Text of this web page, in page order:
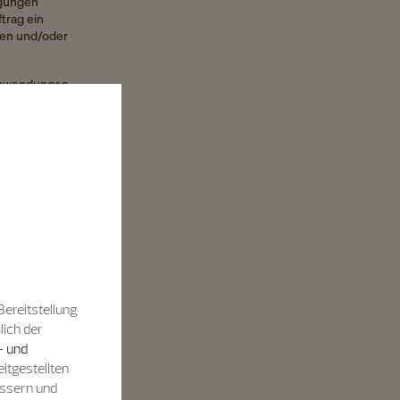
ein
und/oder
von
E-Mail
der
und
und